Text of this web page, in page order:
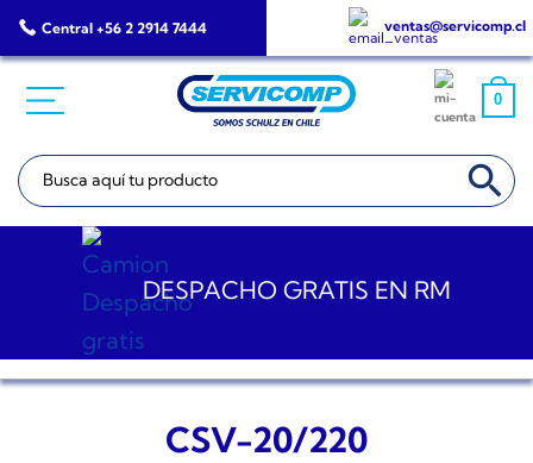
Saltar
Central +56 2 2914 7444 ventas@servicomp.cl
0
Buscar: BOTÓN DE
DESPACHO GRATIS EN RM
CSV-20/220